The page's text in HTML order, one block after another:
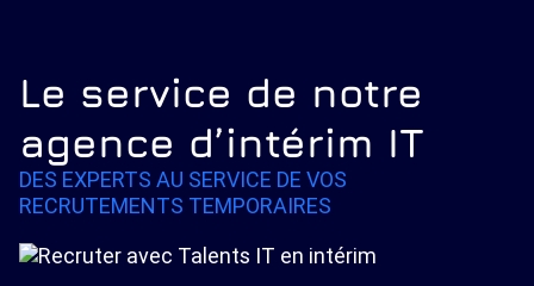
Le service de notre
agence d’intérim IT
DES EXPERTS AU SERVICE DE VOS
RECRUTEMENTS TEMPORAIRES